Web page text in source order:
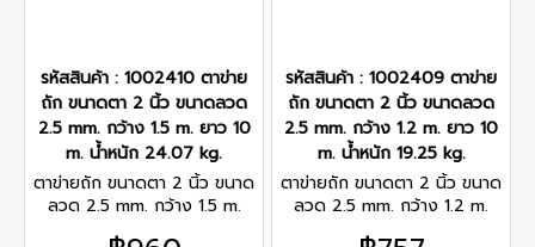
รหัสสินค้า : 1002410 ตาข่าย
ถัก ขนาดตา 2 นิ้ว ขนาดลวด
2.5 mm. กว้าง 1.5 m. ยาว 10
m. น้ำหนัก 24.07 kg.
ตาข่ายถัก ขนาดตา 2 นิ้ว ขนาด
ลวด 2.5 mm. กว้าง 1.5 m.
รหัสสินค้า : 1002409 ตาข่าย
ถัก ขนาดตา 2 นิ้ว ขนาดลวด
2.5 mm. กว้าง 1.2 m. ยาว 10
m. น้ำหนัก 19.25 kg.
ตาข่ายถัก ขนาดตา 2 นิ้ว ขนาด
ลวด 2.5 mm. กว้าง 1.2 m.